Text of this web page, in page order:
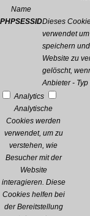
Name
PHPSESSIDDieses
verwendet
speichern
Website zu
gelöscht,
Anbieter - Typ
Analytics
Analytische
Cookies werden
verwendet, um zu
verstehen, wie
Besucher mit der
Website
interagieren. Diese
Cookies helfen bei
der Bereitstellung